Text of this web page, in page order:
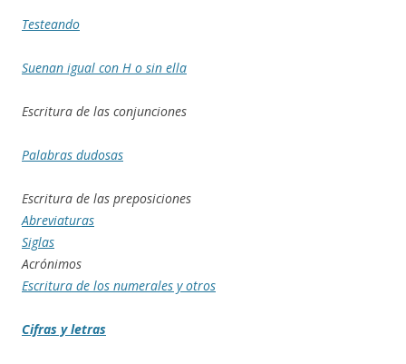
Testeando
Suenan igual con H o sin ella
Escritura de las conjunciones
Palabras dudosas
Escritura de las preposiciones
Abreviaturas
Siglas
Acrónimos
Escritura de los numerales y otros
Cifras y letras